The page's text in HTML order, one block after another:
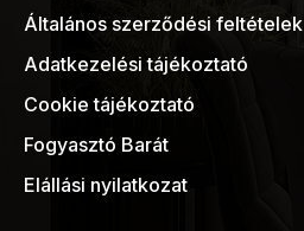
Általános szerződési feltételek
Adatkezelési tájékoztató
Cookie tájékoztató
Fogyasztó Barát
Elállási nyilatkozat